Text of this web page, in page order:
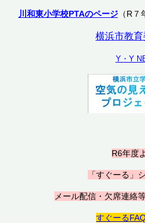
川和東小学校PTAのページ（R７
横浜市教育
Y・Y
R6年度
「すぐーる」
メール配信・欠席連絡
すぐーる